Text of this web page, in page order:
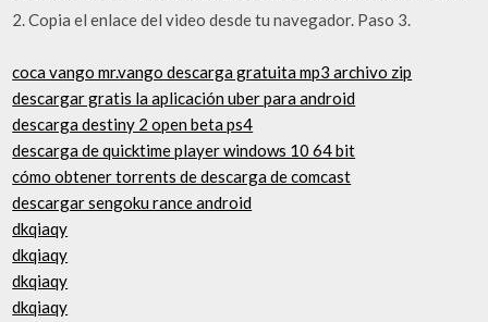
2. Copia el enlace del video desde tu navegador. Paso 3.
coca vango mr.vango descarga gratuita mp3 archivo zip
descargar gratis la aplicación uber para android
descarga destiny 2 open beta ps4
descarga de quicktime player windows 10 64 bit
cómo obtener torrents de descarga de comcast
descargar sengoku rance android
dkqiaqy
dkqiaqy
dkqiaqy
dkqiaqy